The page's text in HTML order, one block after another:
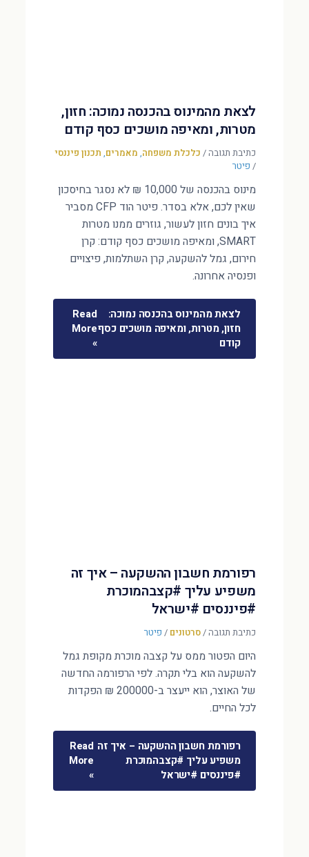
לצאת מהמינוס בהכנסה נמוכה: חזון,
מטרות, ומאיפה מושכים כסף קודם
כתיבת תגובה/ כלכלת משפחה, מאמרים, תכנון פיננסי
/ פיטר
מינוס בהכנסה של 10,000 ₪ לא נסגר בחיסכון
שאין לכם, אלא בסדר. פיטר הוד CFP מסביר
איך בונים חזון לעשור, גוזרים ממנו מטרות
SMART, ומאיפה מושכים כסף קודם: קרן
חירום, גמל להשקעה, קרן השתלמות, פיצויים
ופנסיה אחרונה.
לצאת מהמינוס בהכנסה נמוכה:
חזון, מטרות, ומאיפה מושכים כסף
קודם
Read
More
»
רפורמת חשבון ההשקעה – איך זה
משפיע עליך #קצבהמוכרת
#פיננסים #ישראל
כתיבת תגובה/סרטונים / פיטר
היום הפטור ממס על קצבה מוכרת מקופת גמל
להשקעה הוא בלי תקרה. לפי הרפורמה החדשה
של האוצר, הוא ייעצר ב-200000 ₪ הפקדות
לכל החיים.
רפורמת חשבון ההשקעה – איך זה
משפיע עליך #קצבהמוכרת
#פיננסים #ישראל
Read
More
»